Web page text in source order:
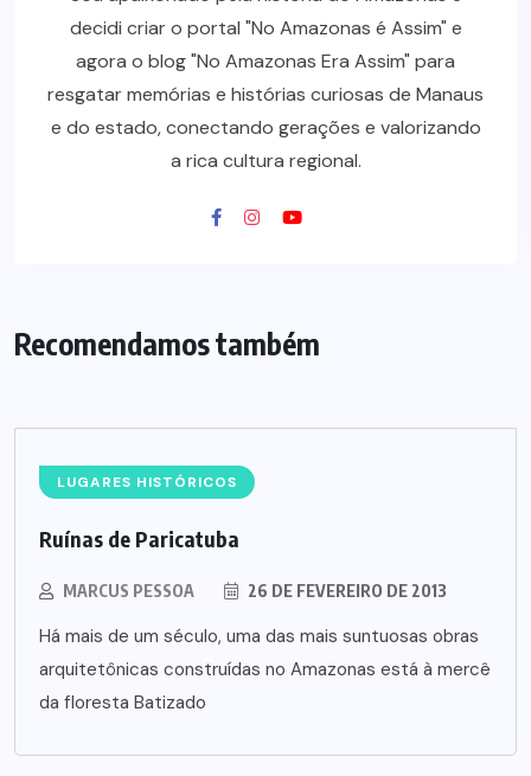
decidi criar o portal "No Amazonas é Assim" e
agora o blog "No Amazonas Era Assim" para
resgatar memórias e histórias curiosas de Manaus
e do estado, conectando gerações e valorizando
a rica cultura regional.
Recomendamos também
LUGARES HISTÓRICOS
Ruínas de Paricatuba
MARCUS PESSOA 26 DE FEVEREIRO DE 2013
Há mais de um século, uma das mais suntuosas obras
arquitetônicas construídas no Amazonas está à mercê
da floresta Batizado